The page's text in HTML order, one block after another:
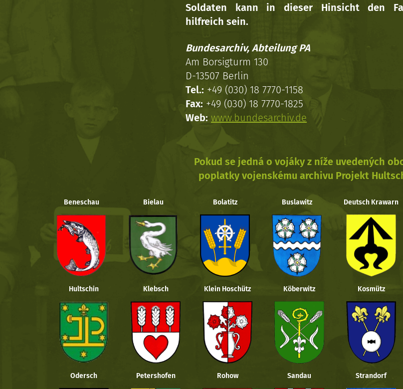
Soldaten kann in dieser Hinsicht den
hilfreich sein.
Bundesarchiv, Abteilung PA
Am Borsigturm 130
D-13507 Berlin
Tel.: +49 (030) 18 7770-1158
Fax: +49 (030) 18 7770-1825
Web: www.bundesarchiv.de
Pokud se jedná o vojáky z níže uvedených
poplatky vojenskému archivu Projekt
Beneschau Bielau Bolatitz Buslawitz Deutsch Krawarn
Hultschin Klebsch Klein Hoschütz Köberwitz Kosmütz
Odersch Petershofen Rohow Sandau Strandorf